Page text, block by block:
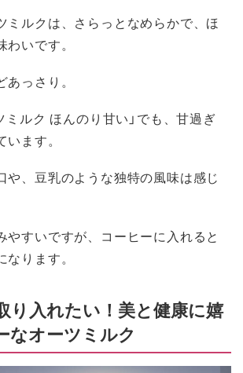
ミルクは、さらっとなめらかで、ほ
いです。
っさり。
ミルク ほんのり甘い」でも、甘過ぎ
ます。
や、豆乳のような独特の風味は感じ
やすいですが、コーヒーに入れると
ります。
り入れたい！美と健康に嬉
なオーツミルク